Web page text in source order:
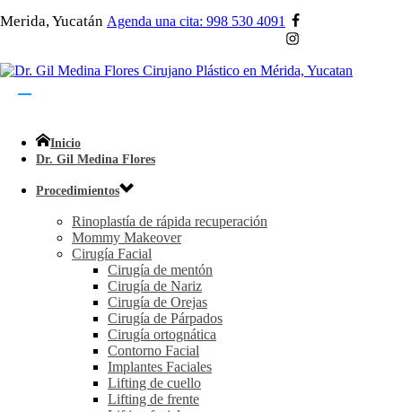
Merida, Yucatán Agenda una cita: 998 530 4091
Inicio
Dr. Gil Medina Flores
Procedimientos
Rinoplastía de rápida recuperación
Mommy Makeover
Cirugía Facial
Cirugía de mentón
Cirugía de Nariz
Cirugía de Orejas
Cirugía de Párpados
Cirugía ortognática
Contorno Facial
Implantes Faciales
Lifting de cuello
Lifting de frente